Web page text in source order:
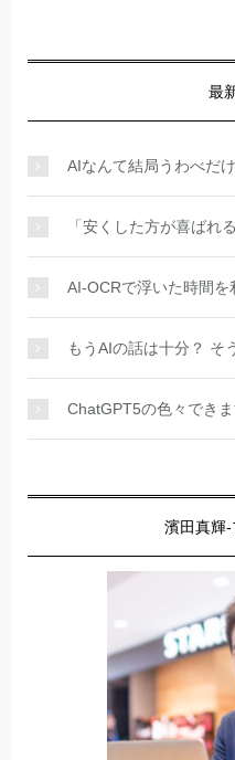
最
AIなんて結局うわべだ
「安くした方が喜ばれ
AI-OCRで浮いた時間を
もうAIの話は十分？ そ
ChatGPT5の色々できま
濱田真輝